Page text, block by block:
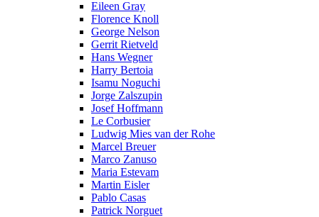
Eileen Gray
Florence Knoll
George Nelson
Gerrit Rietveld
Hans Wegner
Harry Bertoia
Isamu Noguchi
Jorge Zalszupin
Josef Hoffmann
Le Corbusier
Ludwig Mies van der Rohe
Marcel Breuer
Marco Zanuso
Maria Estevam
Martin Eisler
Pablo Casas
Patrick Norguet